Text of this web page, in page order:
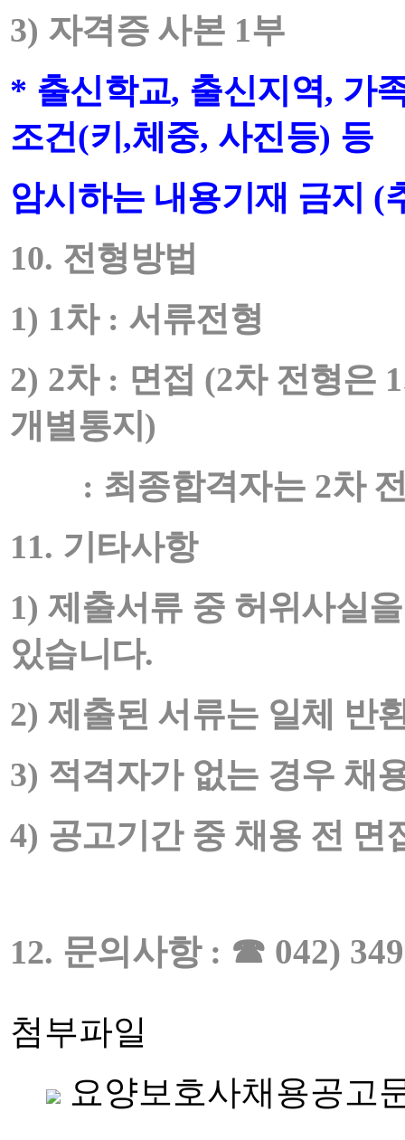
3) 자격증 사본 1부
* 출신학교, 출신지역, 가
조건(키 ,체중, 사진등) 등
암시하는 내용기재 금지 (
10. 전형방법
1) 1차 : 서류전형
2) 2차 : 면접 (2차 전형은 1
개별통지 )
: 최종합격자는 2차
11. 기타사항
1) 제출서류 중 허위사실
있습니다.
2) 제출된 서류는 일체 반
3) 적격자가 없는 경우 채
4) 공고기간 중 채용 전 면
12. 문의사항 : ☎ 042)
첨부파일
요양보호사채용